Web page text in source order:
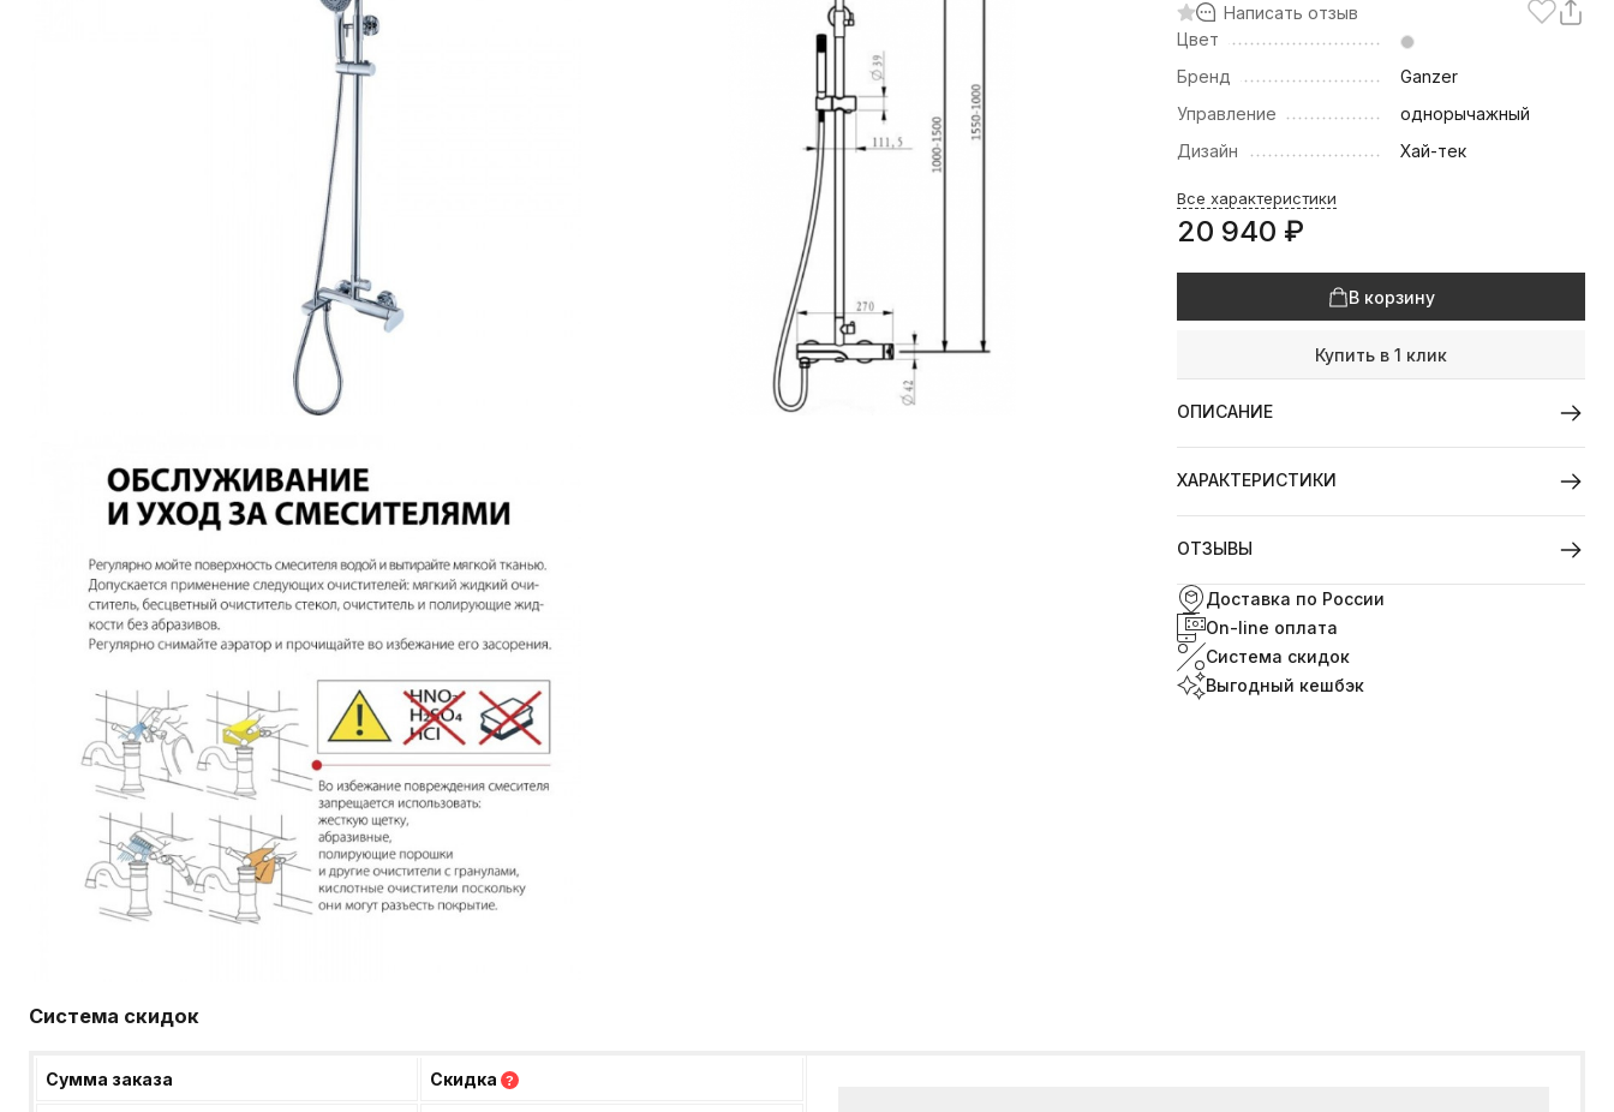
Написать отзыв
Цвет
Бренд
Ganzer
Управление
однорычажный
Дизайн
Хай-тек
Все характеристики
20 940 ₽
В корзину
Купить в 1 клик
ОПИСАНИЕ
ХАРАКТЕРИСТИКИ
ОТЗЫВЫ
Доставка по России
On-line оплата
Система скидок
Выгодный кешбэк
Система скидок
Сумма заказа Скидка ?